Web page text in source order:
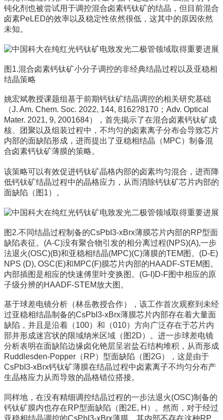
钝化剂也被尝试用于调控混合卤素钙钛矿的结晶，但目前混合
卤素PeLED的效率以及稳定性依然很低，这其中的原因依然
未知。
图1.混合卤素钙钛矿小分子调控的非经典结晶过程以及亚稳相
结晶策略
姚宏斌教授课题组基于前期钙钛矿结晶调控的相关研究基础
（J. Am. Chem. Soc. 2022, 144, 8162?8170；Adv. Optical
Mater. 2021, 9, 2001684），首先揭示了在混合卤素钙钛矿成
核、团聚以及组装过程中，不均匀的卤素离子分布会导致芯片
内部的面缺陷形成，进而提出了亚稳相结晶（MPC）制备混
合卤素钙钛矿薄膜的策略。
该策略可以有效促进钙钛矿晶格内部的卤素均匀混合，进而降
低钙钛矿结晶过程中的晶格应力，从而消除钙钛矿芯片内部的
面缺陷（图1）。
图2.不同结晶过程制备的CsPbI3-xBrx薄膜芯片内部的RP型面
缺陷表征。(A-C)没有聚合物引发的相分离过程(NPS)(A),一步
法退火(OSC)(B)和亚稳相结晶(MPC)(C)薄膜的TEM图。(D-E)
NPS (D), OSC(E)和MPC(F)膜芯片内部的HAADF-STEM图。
内部插图是相应的快速傅里叶变换图。(G-I)D-F图中相应的原
子级分辨的HAADF-STEM放大图。
基于球差电镜分析（林岳教授合作），该工作首次观察到未经
过亚稳相结晶制备的CsPbI3-xBrx薄膜芯片内部存在着大量面
缺陷，并且是沿着（100）和（010）方向广泛存在于芯片内
部并形成迷宫状的限域纳米区域（图2D）。进一步球差电镜
分析表明在面缺陷边缘卤化铯层呈岩盐石结构堆积，从而形成
Ruddlesden-Popper（RP）型面缺陷（图2G），这是由于
CsPbI3-xBrx钙钛矿薄膜在结晶过程中卤素离子不均匀分布产
生晶格应力从而导致的晶格错位搭接。
同样地，在没有精细调控结晶过程的一步法退火(OSC)制备的
钙钛矿膜内也存在RP型面缺陷（图2E, H）。然而，对于经过
亚稳相结晶调控的CsPbI3-xBrx薄膜，其内部不存在这种RP